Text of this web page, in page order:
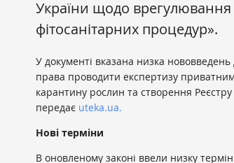
України щодо
фітосанітарних процедур».
У документі вказана низка
права проводити експертизу
карантину рослин та створення
передає uteka.ua.
Нові терміни
В оновленому законі ввели низку